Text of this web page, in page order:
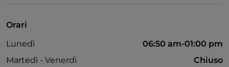
Orari
Lunedì
06:50 am-01:00 pm
Martedì - Venerdì
Chiuso